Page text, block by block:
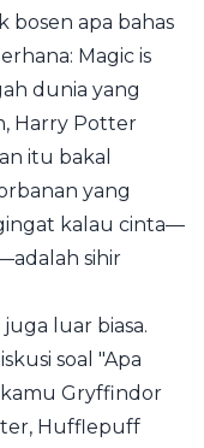
bosen apa bahas
Magic is
dunia yang
Harry Potter
itu bakal
yang
kalau cinta—
sihir
luar biasa.
soal "Apa
kamu Gryffindor
Hufflepuff